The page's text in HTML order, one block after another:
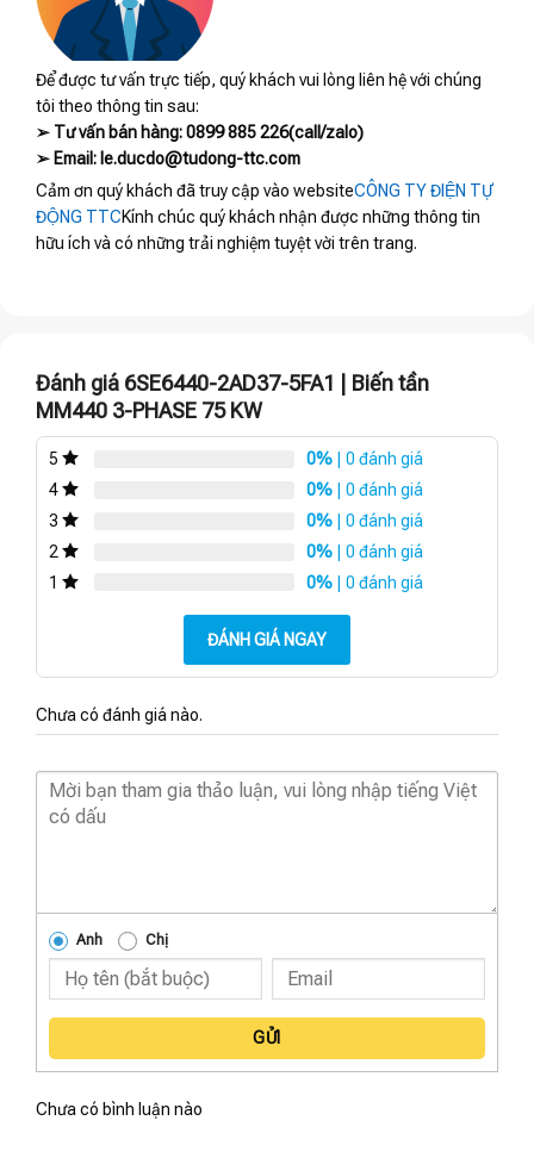
Để được tư vấn trực tiếp, quý khách vui lòng liên hệ với chúng
tôi theo thông tin sau:
➢ Tư vấn bán hàng: 0899 885 226(call/zalo)
➢ Email: le.ducdo@tudong-ttc.com
Cảm ơn quý khách đã truy cập vào websiteCÔNG TY ĐIỆN TỰ
ĐỘNG TTCKính chúc quý khách nhận được những thông tin
hữu ích và có những trải nghiệm tuyệt vời trên trang.
Đánh giá 6SE6440-2AD37-5FA1 | Biến tần
MM440 3-PHASE 75 KW
5 0% | 0 đánh giá
4
0% | 0 đánh giá
3
0% | 0 đánh giá
2
0% | 0 đánh giá
1
0% | 0 đánh giá
ĐÁNH GIÁ NGAY
Chưa có đánh giá nào.
Anh Chị
GỬI
Chưa có bình luận nào